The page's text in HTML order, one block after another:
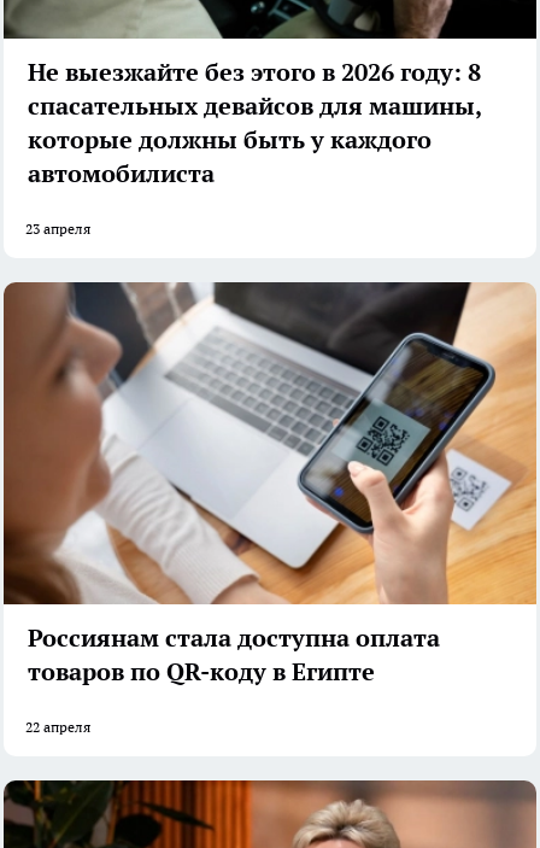
Не выезжайте без этого в 2026 году: 8
спасательных девайсов для машины,
которые должны быть у каждого
автомобилиста
23 апреля
Россиянам стала доступна оплата
товаров по QR-коду в Египте
22 апреля